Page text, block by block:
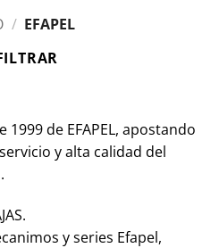
/ EFAPEL
de EFAPEL, apostando
y alta calidad del
.
y series Efapel,